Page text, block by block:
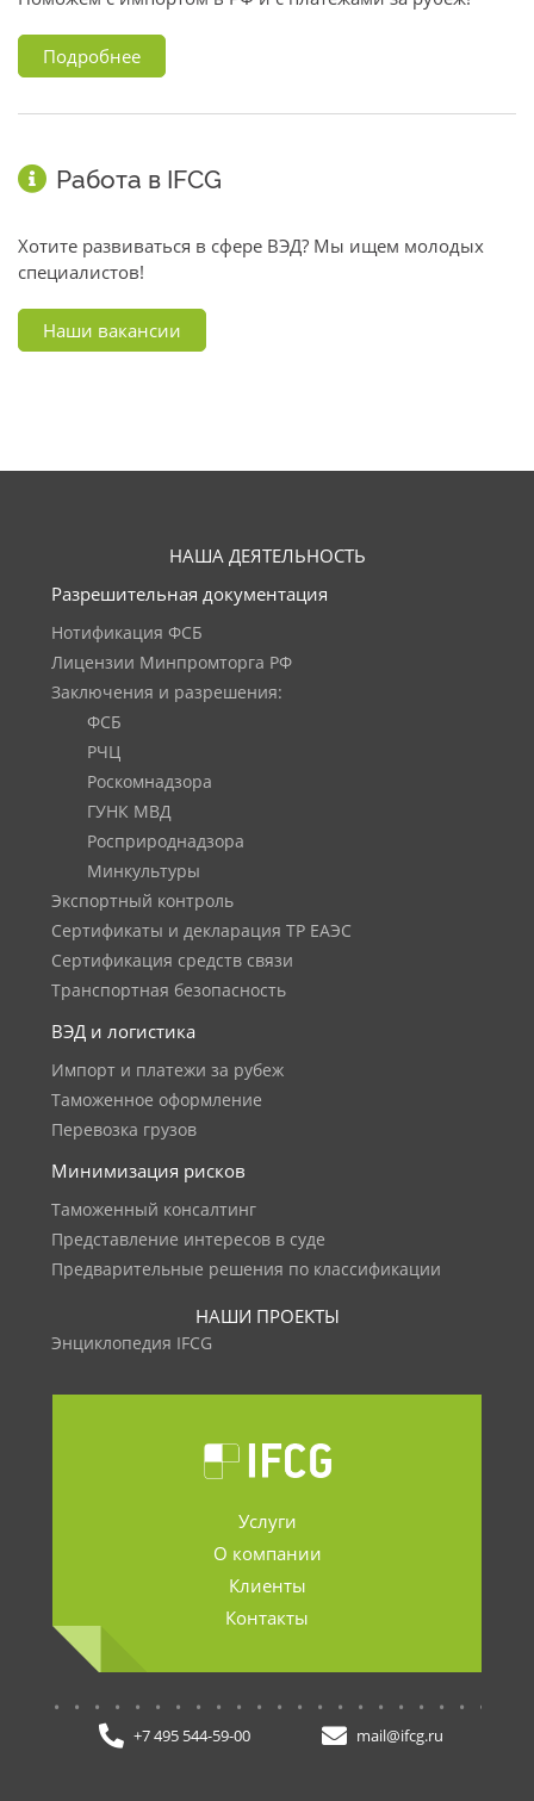
Подробнее
Работа в IFCG
Хотите развиваться в сфере ВЭД? Мы ищем молодых
специалистов!
Наши вакансии
НАША ДЕЯТЕЛЬНОСТЬ
Разрешительная документация
Нотификация ФСБ
Лицензии Минпромторга РФ
Заключения и разрешения:
ФСБ
РЧЦ
Роскомнадзора
ГУНК МВД
Росприроднадзора
Минкультуры
Экспортный контроль
Сертификаты и декларация ТР ЕАЭС
Сертификация средств связи
Транспортная безопасность
ВЭД и логистика
Импорт и платежи за рубеж
Таможенное оформление
Перевозка грузов
Минимизация рисков
Таможенный консалтинг
Представление интересов в суде
Предварительные решения по классификации
НАШИ ПРОЕКТЫ
Энциклопедия IFCG
Услуги
О компании
Клиенты
Контакты
+7 495 544-59-00 mail@ifcg.ru